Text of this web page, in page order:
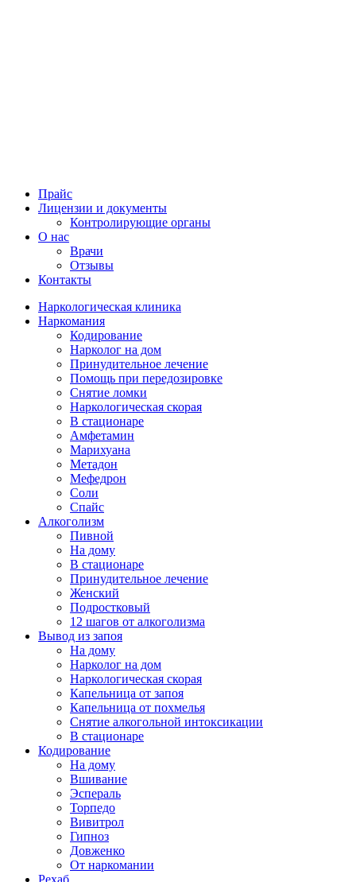
Прайс
Лицензии и документы
Контролирующие органы
О нас
Врачи
Отзывы
Контакты
Наркологическая клиника
Наркомания
Кодирование
Нарколог на дом
Принудительное лечение
Помощь при передозировке
Снятие ломки
Наркологическая скорая
В стационаре
Амфетамин
Марихуана
Метадон
Мефедрон
Соли
Спайс
Алкоголизм
Пивной
На дому
В стационаре
Принудительное лечение
Женский
Подростковый
12 шагов от алкоголизма
Вывод из запоя
На дому
Нарколог на дом
Наркологическая скорая
Капельница от запоя
Капельница от похмелья
Снятие алкогольной интоксикации
В стационаре
Кодирование
На дому
Вшивание
Эспераль
Торпедо
Вивитрол
Гипноз
Довженко
От наркомании
Рехаб